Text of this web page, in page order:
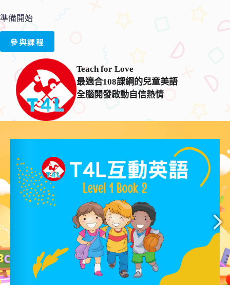
準備開始
參與課程
Teach for Love
最適合108課綱的兒童美語
全腦開發啟動自信熱情